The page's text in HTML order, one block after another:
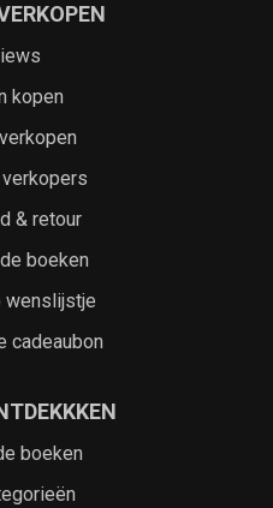
kopen
verkopers
& retour
boeken
wenslijstje
cadeaubon
boeken